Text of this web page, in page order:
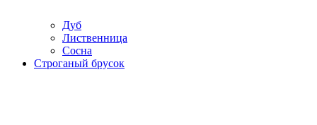
Дуб
Лиственница
Сосна
Строганый брусок